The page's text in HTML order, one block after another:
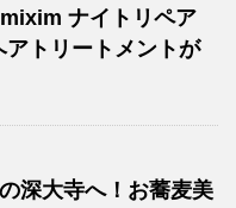
ナイトリペア
アトリートメントが
深大寺へ！お蕎麦美